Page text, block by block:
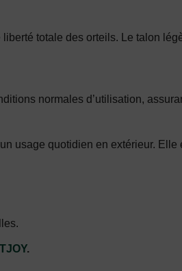
totale des orteils. Le talon
normales d’utilisation,
usage quotidien en extérieur.
.